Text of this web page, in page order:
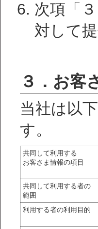
次項「
対して
３．お客
当社は以
す。
共同して利用する
お客さま情報の項目
共同して利用する者の
範囲
利用する者の利用目的